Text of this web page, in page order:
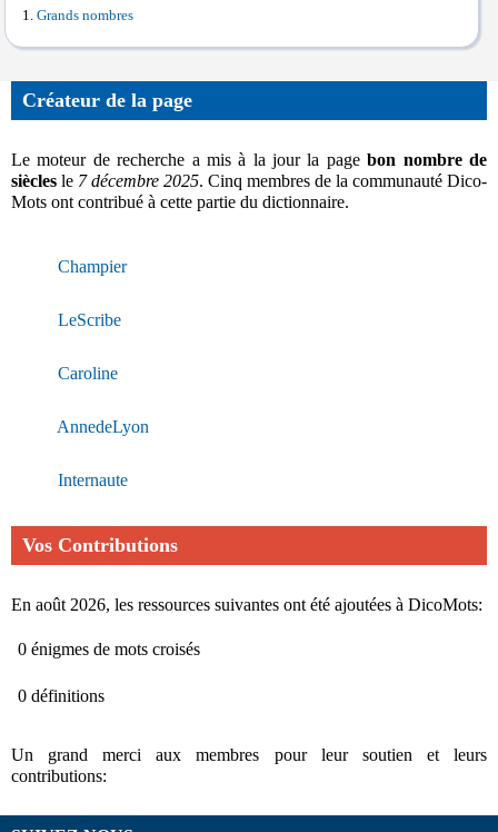
Grands nombres
Créateur de la page
Le moteur de recherche a mis à la jour la pagebon nombre de
siècles le 7 décembre 2025. Cinq membres de la communauté Dico-
Mots ont contribué à cette partie du dictionnaire.
Champier
LeScribe
Caroline
AnnedeLyon
Internaute
Vos Contributions
En août 2026, les ressources suivantes ont été ajoutées à DicoMots:
0 énigmes de mots croisés
0 définitions
Un grand merci aux membres pour leur soutien et leurs
contributions: